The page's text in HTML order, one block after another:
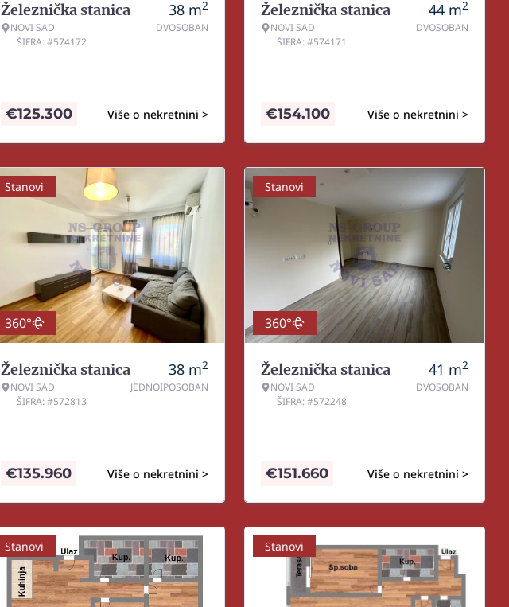
Železnička stanica
NOVI SAD
ŠIFRA: #574172
38 m2
DVOSOBAN
Više o nekretnini >
€125.300
Železnička stanica
NOVI SAD
ŠIFRA: #574171
44 m2
DVOSOBAN
Više o nekretnini >
€154.100
Stanovi
360°
Železnička stanica
NOVI SAD
ŠIFRA: #572813
38 m2
JEDNOIPOSOBAN
Više o nekretnini >
€135.960
Stanovi
360°
Železnička stanica
NOVI SAD
ŠIFRA: #572248
41 m2
DVOSOBAN
Više o nekretnini >
€151.660
Stanovi Stanovi